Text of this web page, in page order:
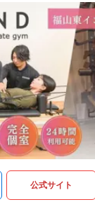
公式サイト